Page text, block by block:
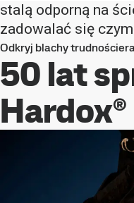
stalą odporną na
zadowalać się
Odkryj blachy
50 lat
Hardox®